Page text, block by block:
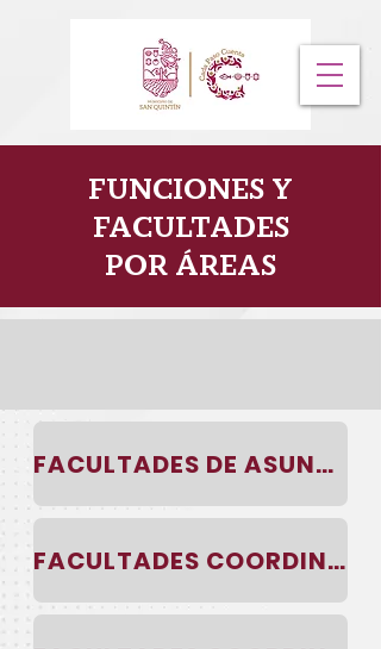
FUNCIONES Y
FACULTADES
POR ÁREAS
FACULTADES DE ASUNTOS JURIDICOS
FACULTADES COORDINACION DE CABILDO